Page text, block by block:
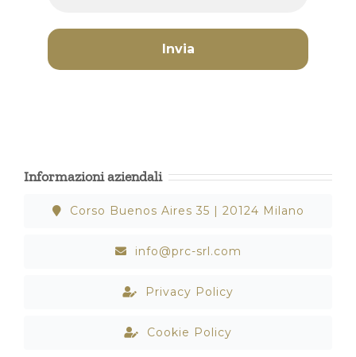
Informazioni aziendali
Corso Buenos Aires 35 | 20124 Milano
info@prc-srl.com
Privacy Policy
Cookie Policy